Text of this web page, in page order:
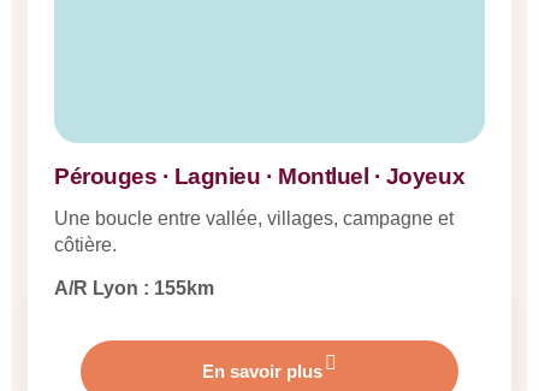
Pérouges · Lagnieu · Montluel · Joyeux
Une boucle entre vallée, villages, campagne et
côtière.
A/R Lyon : 155km
En savoir plus